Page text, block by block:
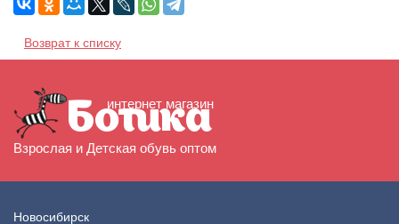
Возврат к списку
интернет магазин
Ботика
Взрослая и Детская обувь оптом
Новосибирск